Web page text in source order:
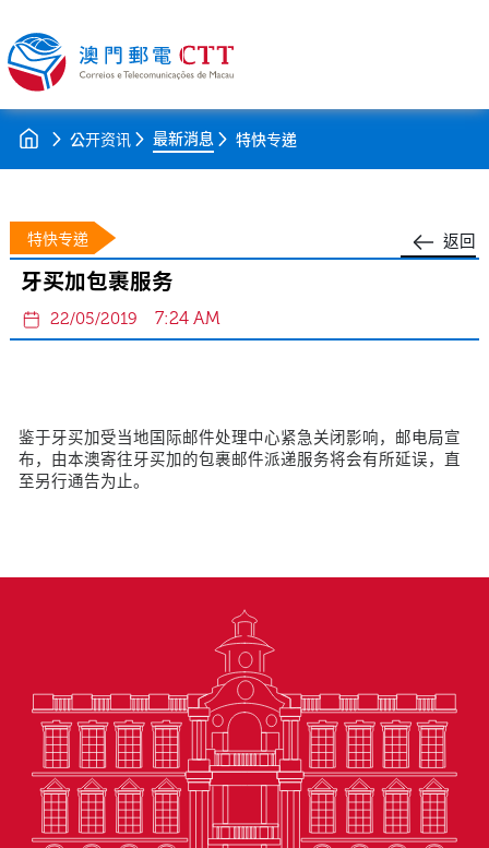
公开资讯 最新消息 特快专递
返回
特快专递
牙买加包裹服务
22/05/2019 7:24 AM
鉴于牙买加受当地国际邮件处理中心紧急关闭影响，邮电局宣
布，由本澳寄往牙买加的包裹邮件派递服务将会有所延误，直
至另行通告为止。